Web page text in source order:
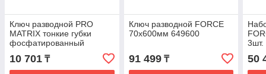
Ключ разводной PRO
MATRIX тонкие губки
фосфатированный
двухкомпонентная
рукоятка 250мм 15578
10 701 ₸
Ключ разводной FORCE
70х600мм 649600
91 499₸
3шт.
50